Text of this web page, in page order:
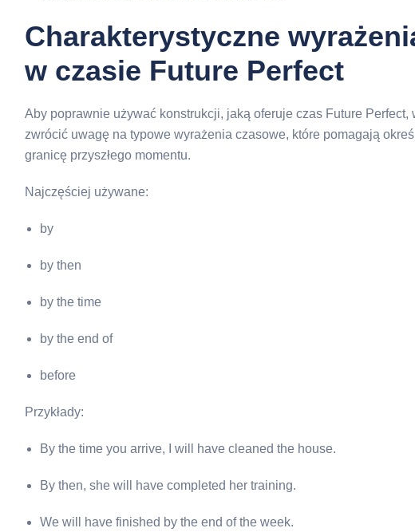
Charakterystyczne
w czasie Future Perfect
Aby poprawnie używać konstrukcji, jaką oferuje czas Future Perfect,
zwrócić uwagę na typowe wyrażenia czasowe, które pomagają
granicę przyszłego momentu.
Najczęściej używane:
by
by then
by the time
by the end of
before
Przykłady:
By the time you arrive, I will have cleaned the house.
By then, she will have completed her training.
We will have finished by the end of the week.